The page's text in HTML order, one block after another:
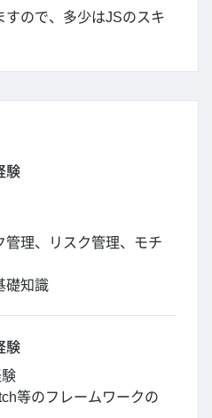
すので、多少はJSのスキ
験
管理、リスク管理、モチ
礎知識
験
等のフレームワークの